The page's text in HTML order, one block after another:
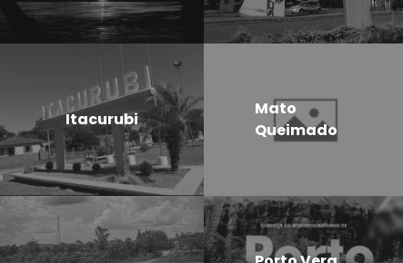
Itacurubi
Mato
Queimado